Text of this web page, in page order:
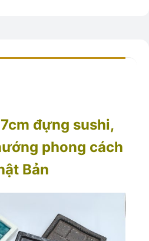
đựng sushi,
phong cách
Bản